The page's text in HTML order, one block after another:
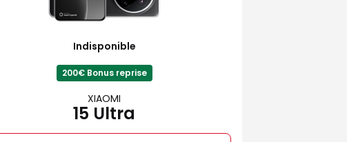
Indisponible
200€ Bonus reprise
XIAOMI
15 Ultra